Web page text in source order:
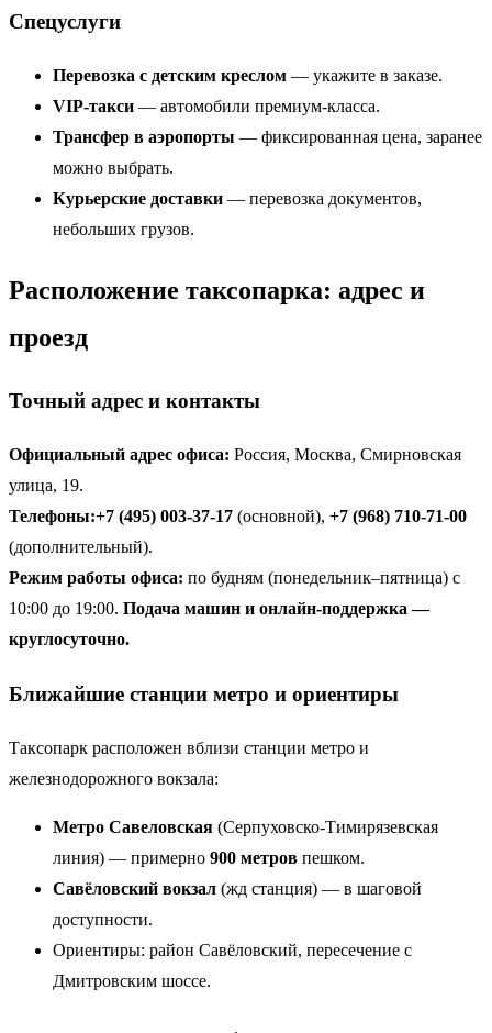
Спецуслуги
Перевозка с детским креслом — укажите в заказе.
VIP-такси — автомобили премиум-класса.
Трансфер в аэропорты — фиксированная цена, заранее
можно выбрать.
Курьерские доставки — перевозка документов,
небольших грузов.
Расположение таксопарка: адрес и
проезд
Точный адрес и контакты
Официальный адрес офиса: Россия, Москва, Смирновская
улица, 19.
Телефоны:+7 (495) 003-37-17 (основной), +7 (968) 710-71-00
(дополнительный).
Режим работы офиса: по будням (понедельник–пятница) с
10:00 до 19:00. Подача машин и онлайн-поддержка —
круглосуточно.
Ближайшие станции метро и ориентиры
Таксопарк расположен вблизи станции метро и
железнодорожного вокзала:
Метро Савеловская (Серпуховско-Тимирязевская
линия) — примерно 900 метров пешком.
Савёловский вокзал (жд станция) — в шаговой
доступности.
Ориентиры: район Савёловский, пересечение с
Дмитровским шоссе.